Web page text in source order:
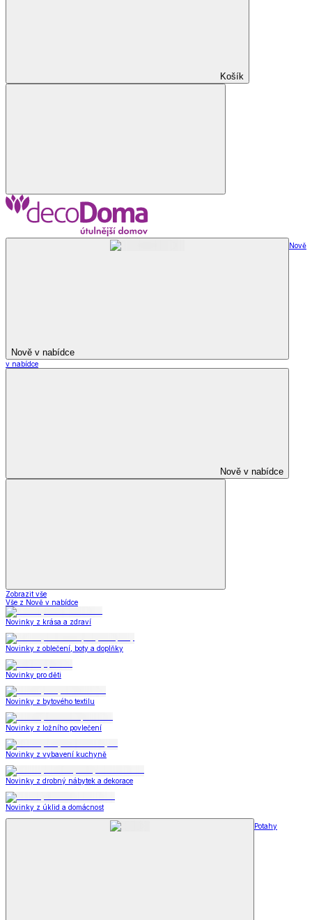
Košík
Nově v nabídce
Nově
v nabídce
Nově v nabídce
Zobrazit vše
Vše z Nově v nabídce
Novinky z krása a zdraví
Novinky z oblečení, boty a doplňky
Novinky pro děti
Novinky z bytového textilu
Novinky z ložního povlečení
Novinky z vybavení kuchyně
Novinky z drobný nábytek a dekorace
Novinky z úklid a domácnost
Potahy